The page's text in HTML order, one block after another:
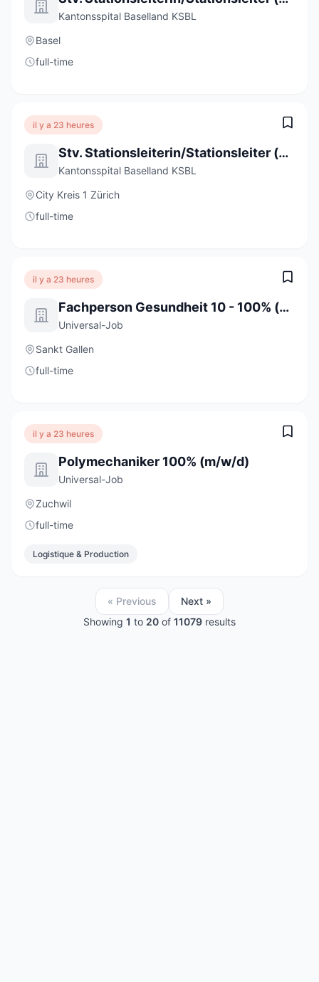
Kantonsspital Baselland KSBL
Basel
full-time
il y a 23 heures
Stv. Stationsleiterin/Stationsleiter (a) 80-100%
Kantonsspital Baselland KSBL
City Kreis 1 Zürich
full-time
il y a 23 heures
Fachperson Gesundheit 10 - 100% (m/w/d)
Universal-Job
Sankt Gallen
full-time
il y a 23 heures
Polymechaniker 100% (m/w/d)
Universal-Job
Zuchwil
full-time
Logistique & Production
« Previous
Next »
Showing 1 to 20 of 11079 results